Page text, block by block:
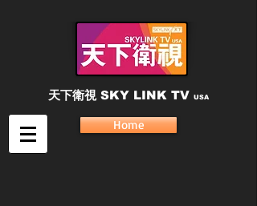
天下衛視 SKY LINK TV USA
Home